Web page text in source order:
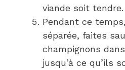
viande soit tendre.
Pendant ce
séparée, faites
champignons
jusqu’à ce qu’ils